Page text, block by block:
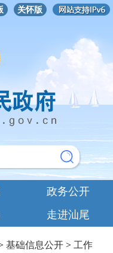
关怀版
政务公开
走进汕尾
基础信息公开 > 工作